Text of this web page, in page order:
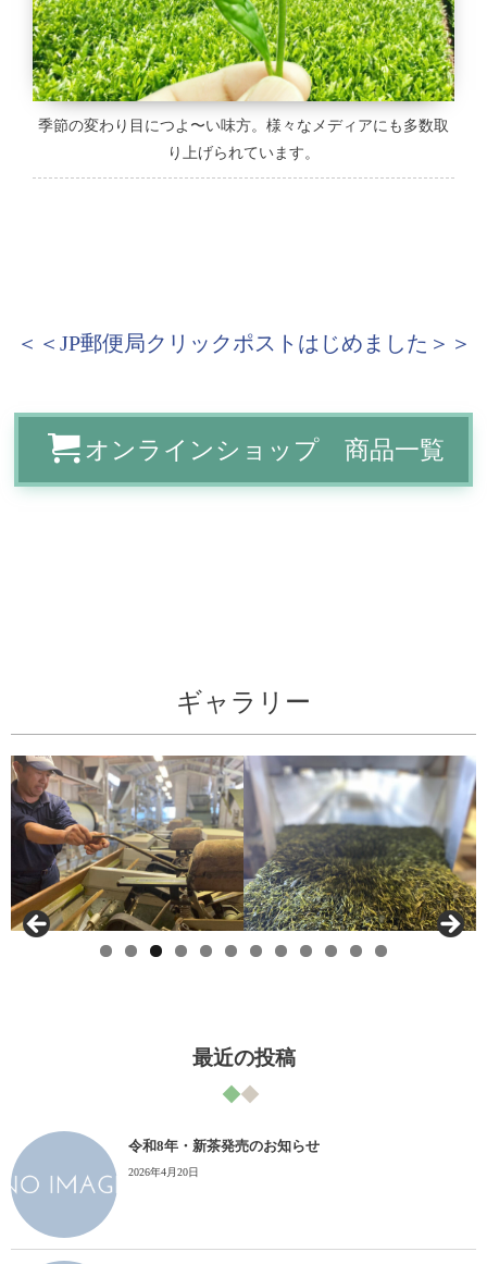
季節の変わり目につよ〜い味方。様々なメディアにも多数取
り上げられています。
＜＜JP郵便局クリックポストはじめました＞＞
オンラインショップ 商品一覧
ギャラリー
最近の投稿
令和8年・新茶発売のお知らせ
2026年4月20日